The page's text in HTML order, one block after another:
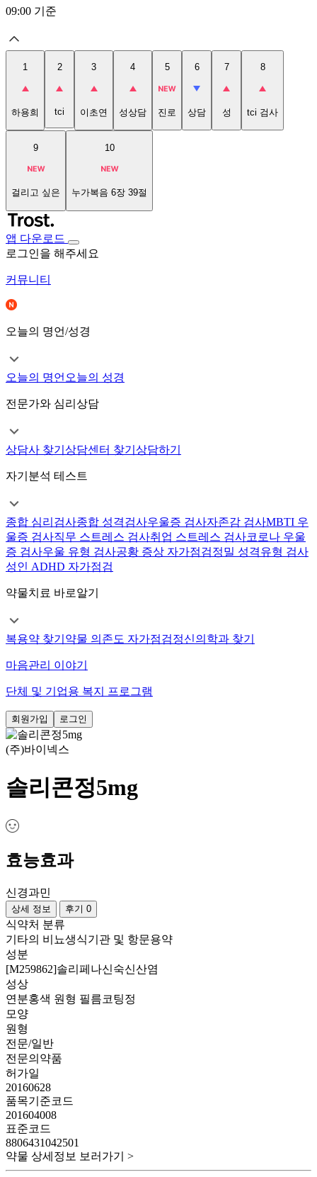
09:00 기준
1
하용희
2
tci
3
이초연
4
성상담
5
진로
6
상담
7
성
8
tci 검사
9
걸리고 싶은
10
누가복음 6장 39절
앱 다운로드
로그인을 해주세요
커뮤니티
오늘의 명언/성경
오늘의 명언 오늘의 성경
전문가와 심리상담
상담사 찾기 상담센터 찾기 상담하기
자기분석 테스트
종합 심리검사종합 성격검사우울증 검사자존감 검사MBTI 우
울증 검사직무 스트레스 검사취업 스트레스 검사코로나 우울
증 검사우울 유형 검사공황 증상 자가점검정밀 성격유형 검사
성인 ADHD 자가점검
약물치료 바로알기
복용약 찾기 약물 의존도 자가점검정신의학과 찾기
마음관리 이야기
단체 및 기업용 복지 프로그램
회원가입 로그인
(주)바이넥스
솔리콘정5mg
효능효과
신경과민
상세 정보 후기 0
식약처 분류
기타의 비뇨생식기관 및 항문용약
성분
[M259862]솔리페나신숙신산염
성상
연분홍색 원형 필름코팅정
모양
원형
전문/일반
전문의약품
허가일
20160628
품목기준코드
201604008
표준코드
8806431042501
약물 상세정보 보러가기 >